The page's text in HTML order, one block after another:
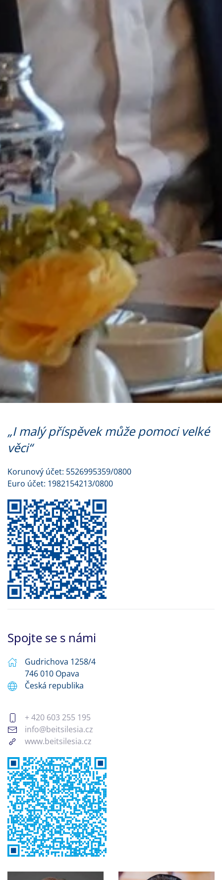
„I malý příspěvek může pomoci velké
věci“
Korunový účet: 5526995359/0800
Euro účet: 1982154213/0800
Spojte se s námi
Gudrichova 1258/4
746 010 Opava
Česká republika
+ 420 603 255 195
info@beitsilesia.cz
www.beitsilesia.cz